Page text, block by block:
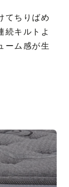
てちりばめ
続キルトよ
ーム感が生